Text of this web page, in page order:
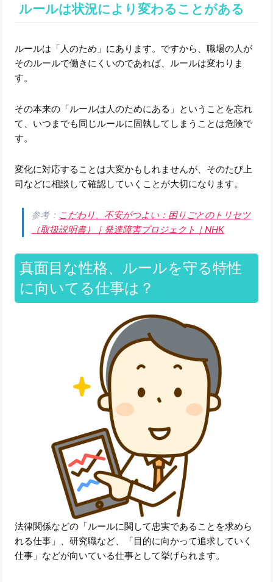
ルールは状況により変わることがある
ルールは「人のため」にあります。ですから、職場の人が
そのルールで働きにくいのであれば、ルールは変わりま
す。
その本来の「ルールは人のためにある」ということを忘れ
て、いつまでも同じルールに固執してしまうことは危険で
す。
変化に対応することは大変かもしれませんが、そのたび上
司などに相談して確認していくことが大切になります。
参考： こだわり、不安がつよい：困りごとのトリセツ
（取扱説明書）｜発達障害プロジェクト｜NHK
真面目な性格、ルールを守る特性
に向いてる仕事は？
法律関係などの「ルールに関して忠実であることを求めら
れる仕事」、研究職など、「目的に向かって追求していく
仕事」などが向いている仕事として挙げられます。